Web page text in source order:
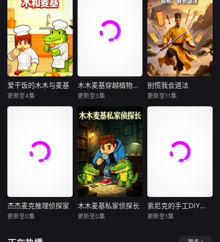
色彩世界里，《爱
贪吃的节奏人》讲
述了一位身体跟着
鼓点动、嘴巴永远
停不下来的 “节奏
吃货”，用美食与节
拍碰撞出欢乐吃播
日常的故事。节奏
人全身都是 “节拍
基因”—— 脑袋上
院的觉醒仪式上，
直接解锁满级神级
天赋。别人苦修数
术、碾压同代天
骄。学院试炼、宗
侵、秘境探
中，看似和往常一
样充满青春气息
——课间的喧闹、
午后的阳光、走廊
里擦肩而过的身
影，一切都平静得
恰到好处。直到平
凡的少年，意外撞
破了同班同学的秘
密——那个总是独
爱干饭的木木与麦基
琪，每天的快乐源
泉全是干饭。从家
常美味到特色小
食物，上演一连串
搞笑又治愈的干饭
爱干饭的木木与麦基
更新至4集
木木麦基穿越植物大战僵尸大冒险
一场神秘时空异
动，木木与麦基意
外穿越，坠入危机
四伏的植物大战僵
尸奇幻世界！这里
被僵尸大军步步侵
袭，大街小巷危机
四伏，各式各样的
变异僵尸接踵来
袭。幸运的是，他
们结识各路神奇战
木木麦基穿越植物大战僵尸大冒险
更新至3集
别慌我会道法
九叔，身怀正宗道
法，心怀济世之
心，镇守一方安
煞、斩妖邪，一身
正气令阴邪闻风丧
别慌我会道法
更新至11集
杰杰麦克推理侦探家
沉浸式互动推理故
杰杰麦克推理侦探家
更新至0集
木木麦基私家侦探长
木木麦基私家侦探长
更新至0集
索尼克的手工DIY房间
索尼克在城市角落
索尼克的手工DIY房间
更新至1集